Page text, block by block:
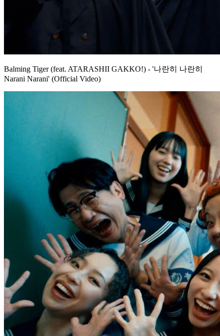
Balming Tiger (feat. ATARASHII GAKKO!) - '나란히 나란히
Narani Narani' (Official Video)